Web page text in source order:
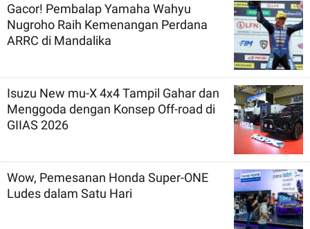
Gacor! Pembalap Yamaha Wahyu
Nugroho Raih Kemenangan Perdana
ARRC di Mandalika
Isuzu New mu-X 4x4 Tampil Gahar dan
Menggoda dengan Konsep Off-road di
GIIAS 2026
Wow, Pemesanan Honda Super-ONE
Ludes dalam Satu Hari